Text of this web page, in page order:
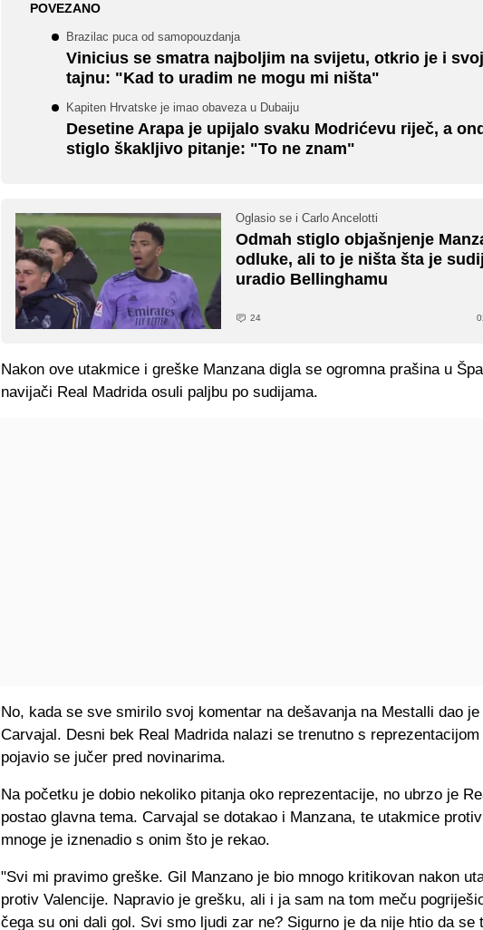
POVEZANO
Brazilac puca od samopouzdanja
Vinicius se smatra najboljim na svijetu, otkrio je i
tajnu: "Kad to uradim ne mogu mi ništa"
Kapiten Hrvatske je imao obaveza u Dubaiju
Desetine Arapa je upijalo svaku Modrićevu riječ, a
stiglo škakljivo pitanje: "To ne znam"
Oglasio se i Carlo Ancelotti
Odmah stiglo objašnjenje
odluke, ali to je ništa šta je
uradio Bellinghamu
24
Nakon ove utakmice i greške Manzana digla se ogromna prašina u
navijači Real Madrida osuli paljbu po sudijama.
No, kada se sve smirilo svoj komentar na dešavanja na Mestalli dao
Carvajal. Desni bek Real Madrida nalazi se trenutno s
pojavio se jučer pred novinarima.
Na početku je dobio nekoliko pitanja oko reprezentacije, no ubrzo je
postao glavna tema. Carvajal se dotakao i Manzana, te utakmice
mnoge je iznenadio s onim što je rekao.
"Svi mi pravimo greške. Gil Manzano je bio mnogo kritikovan nakon
protiv Valencije. Napravio je grešku, ali i ja sam na tom meču
čega su oni dali gol. Svi smo ljudi zar ne? Sigurno je da nije htio da se